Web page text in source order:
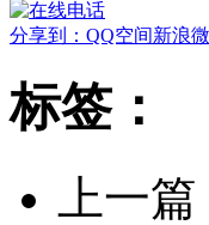
分享到： QQ空间新浪
标签：
上一篇